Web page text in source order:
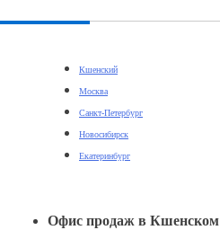
Кшенский
Москва
Санкт-Петербург
Новосибирск
Екатеринбург
Офис продаж в Кшенском